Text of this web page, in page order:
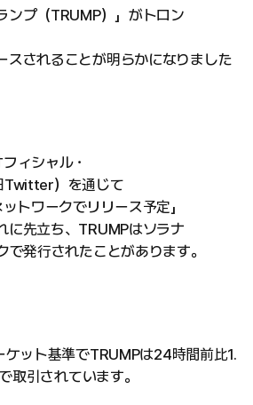
ンプ（TRUMP）」がトロン
スされることが明らかになりました
ィシャル・
Twitter）を通じて
トワークでリリース予定」
に先立ち、TRUMPはソラナ
で発行されたことがあります。
ット基準でTRUMPは24時間前比1.
取引されています。